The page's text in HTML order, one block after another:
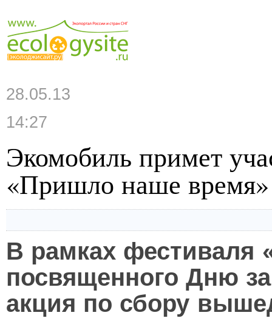
28.05.13
14:27
Экомобиль примет
«Пришло наше время»
В рамках фестиваля
посвященного Дню
акция по сбору